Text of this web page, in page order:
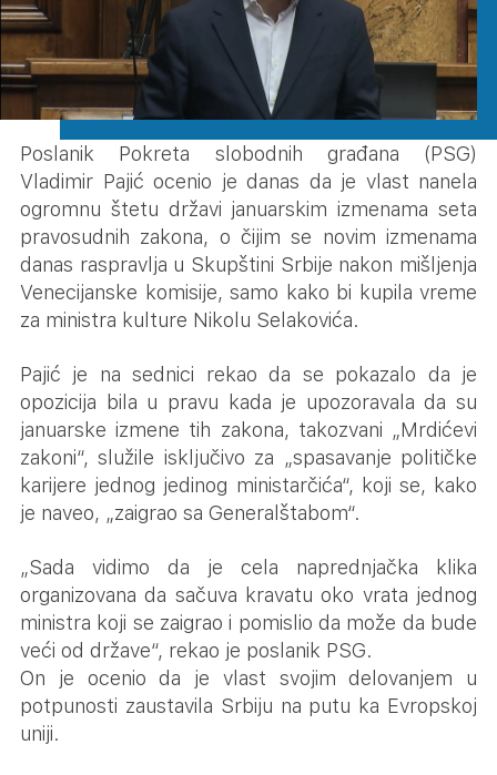
Poslanik Pokreta slobodnih građana (PSG)
Vladimir Pajić ocenio je danas da je vlast nanela
ogromnu štetu državi januarskim izmenama seta
pravosudnih zakona, o čijim se novim izmenama
danas raspravlja u Skupštini Srbije nakon mišljenja
Venecijanske komisije, samo kako bi kupila vreme
za ministra kulture Nikolu Selakovića.
Pajić je na sednici rekao da se pokazalo da je
opozicija bila u pravu kada je upozoravala da su
januarske izmene tih zakona, takozvani „Mrdićevi
zakoni“, služile isključivo za „spasavanje političke
karijere jednog jedinog ministarčića“, koji se, kako
je naveo, „zaigrao sa Generalštabom“.
„Sada vidimo da je cela naprednjačka klika
organizovana da sačuva kravatu oko vrata jednog
ministra koji se zaigrao i pomislio da može da bude
veći od države“, rekao je poslanik PSG.
On je ocenio da je vlast svojim delovanjem u
potpunosti zaustavila Srbiju na putu ka Evropskoj
uniji.